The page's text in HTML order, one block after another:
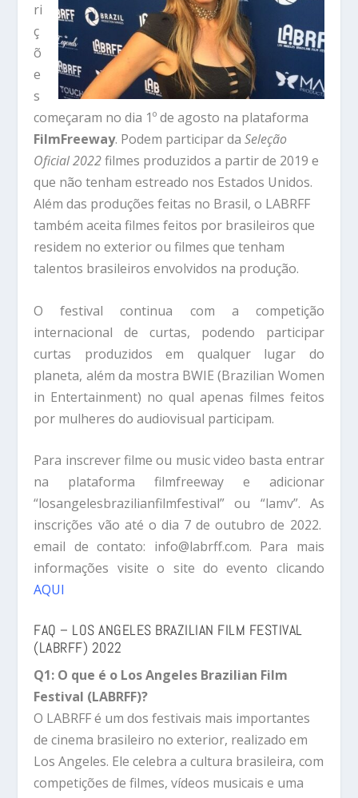
ri
ç
õ
e
s
começaram no dia 1º de agosto na plataforma
FilmFreeway. Podem participar daSeleção
Oficial 2022filmes produzidos a partir de 2019 e
que não tenham estreado nos Estados Unidos.
Além das produções feitas no Brasil, o LABRFF
também aceita filmes feitos por brasileiros que
residem no exterior ou filmes que tenham
talentos brasileiros envolvidos na produção.
O festival continua com a competição
internacional de curtas, podendo participar
curtas produzidos em qualquer lugar do
planeta, além da mostra BWIE (Brazilian Women
in Entertainment) no qual apenas filmes feitos
por mulheres do audiovisual participam.
Para inscrever filme ou music video basta entrar
na plataforma filmfreeway e adicionar
“losangelesbrazilianfilmfestival” ou “lamv”. As
inscrições vão até o dia 7 de outubro de 2022.
email de contato: info@labrff.com. Para mais
informações visite o site do evento clicando
AQUI
FAQ – LOS ANGELES BRAZILIAN FILM FESTIVAL
(LABRFF) 2022
Q1: O que é o Los Angeles Brazilian Film
Festival (LABRFF)?
O LABRFF é um dos festivais mais importantes
de cinema brasileiro no exterior, realizado em
Los Angeles. Ele celebra a cultura brasileira, com
competições de filmes, vídeos musicais e uma